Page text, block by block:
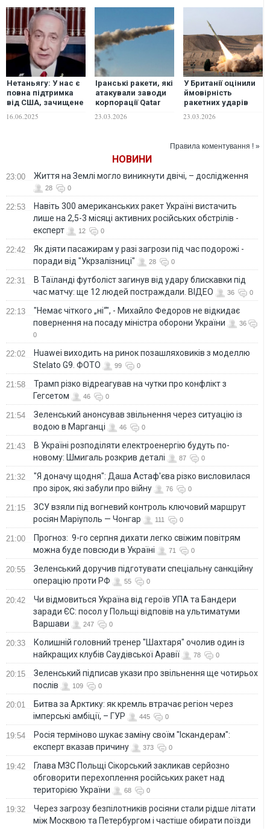
Нетаньягу: У нас є
повна підтримка
від США, зачищене
"чимало стартапів"
16.06.2025
Іранські ракети, які
атакували заводи
корпорації Qatar
обійшли
23.03.2026
У Британії оцінили
ймовірність
ракетних ударів
23.03.2026
Правила коментування ! »
НОВИНИ
23:00 Життя на Землі могло виникнути двічі, – дослідження
28 0
22:53
Навіть 300 американських ракет Україні вистачить
лише на 2,5-3 місяці активних російських обстрілів -
експерт
12 0
22:42
Як діяти пасажирам у разі загрози під час подорожі -
поради від "Укрзалізниці"
28 0
22:31
В Таїланді футболіст загинув від удару блискавки під
час матчу: ще 12 людей постраждали. ВІДЕО
36 0
22:13
"Немає чіткого „ні“", - Михайло Федоров не відкидає
повернення на посаду міністра оборони України
36
0
22:02
Huawei виходить на ринок позашляховиків з моделлю
Stelato G9. ФОТО
99 0
21:58
Трамп різко відреагував на чутки про конфлікт з
Гегсетом
46 0
21:54
Зеленський анонсував звільнення через ситуацію із
водою в Марганці
46 0
21:43
В Україні розподіляти електроенергію будуть по-
новому: Шмигаль розкрив деталі
87 0
21:32
"Я доначу щодня": Даша Астаф'єва різко висловилася
про зірок, які забули про війну
76 0
21:15
ЗСУ взяли під вогневий контроль ключовий маршрут
росіян Маріуполь — Чонгар
111 0
21:00
Прогноз: 9-го серпня дихати легко свіжим повітрям
можна буде повсюди в Україні
71 0
20:55
Зеленський доручив підготувати спеціальну санкційну
операцію проти РФ
55 0
20:42
Чи відмовиться Україна від героїв УПА та Бандери
заради ЄС: посол у Польщі відповів на ультиматуми
Варшави
247 0
20:33
Колишній головний тренер "Шахтаря" очолив один із
найкращих клубів Саудівської Аравії
78 0
20:15
Зеленський підписав укази про звільнення ще чотирьох
послів
109 0
20:01
Битва за Арктику: як кремль втрачає регіон через
імперські амбіції, – ГУР
445 0
19:54
Росія терміново шукає заміну своїм "Іскандерам":
експерт вказав причину
373 0
19:42
Глава МЗС Польщі Сікорський закликав серйозно
обговорити перехоплення російських ракет над
територією України
68 0
19:32
Через загрозу безпілотників росіяни стали рідше літати
між Москвою та Петербургом і частіше обирати поїзди